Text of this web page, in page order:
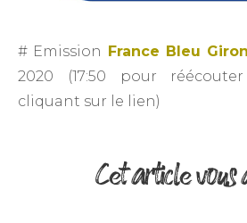
# Emission France Bleu
2020 (17:50 pour
cliquant sur le lien)
Cet article